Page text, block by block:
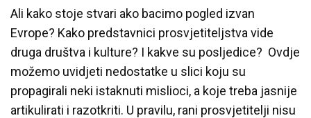
Ali kako stoje stvari ako bacimo pogled izvan
Evrope? Kako predstavnici prosvjetiteljstva vide
druga društva i kulture? I kakve su posljedice? Ovdje
možemo uvidjeti nedostatke u slici koju su
propagirali neki istaknuti mislioci, a koje treba jasnije
artikulirati i razotkriti. U pravilu, rani prosvjetitelji nisu